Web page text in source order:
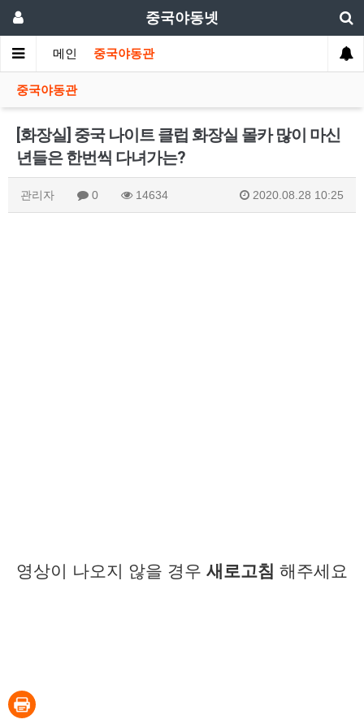
중국야동넷
메인 중국야동관
중국야동관
[화장실] 중국 나이트 클럽 화장실 몰카 많이 마신
년들은 한번씩 다녀가는?
관리자 0 14634 2020.08.28 10:25
영상이 나오지 않을 경우 새로고침 해주세요